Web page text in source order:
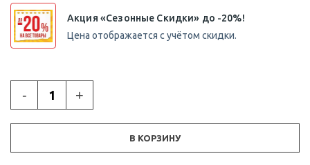
Акция «Сезонные Скидки» до -20%!
Цена отображается с учётом скидки.
- +
В КОРЗИНУ